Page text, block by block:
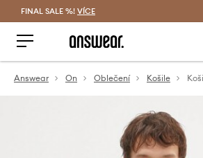
FINAL SALE %! VÍCE
Answear On Oblečení Košile